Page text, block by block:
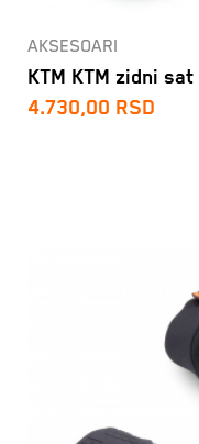
AKSESOARI
KTM KTM zidni sat
4.730,00 RSD